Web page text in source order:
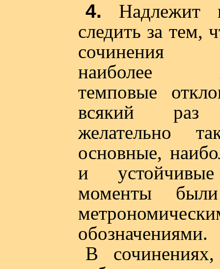
4. Надлежит
следить за тем,
сочинения
наиболее
темповые
всякий раз
желательно
основные,
и
моменты
обозначениями.
В